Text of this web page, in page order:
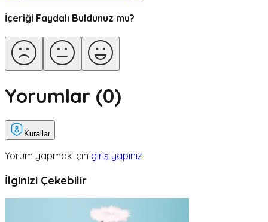
İçeriği Faydalı Buldunuz mu?
Yorumlar (0)
Kurallar
Yorum yapmak için giriş yapınız
İlginizi Çekebilir